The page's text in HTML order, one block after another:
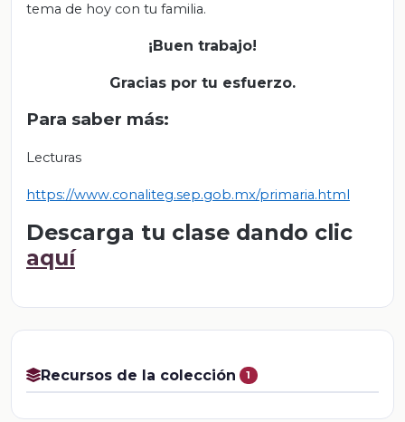
tema de hoy con tu familia.
¡Buen trabajo!
Gracias por tu esfuerzo.
Para saber más:
Lecturas
https://www.conaliteg.sep.gob.mx/primaria.html
Descarga tu clase dando clic
aquí
Recursos de la colección 1